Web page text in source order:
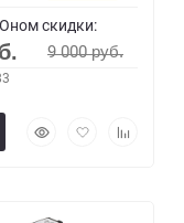
скидки:
9 000руб.
БыстрыйДобавитьДобавить